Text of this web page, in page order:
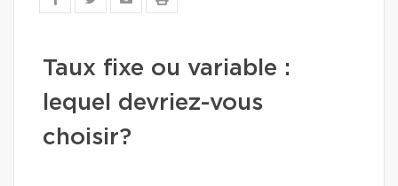
Taux fixe ou variable :
lequel devriez-vous
choisir?